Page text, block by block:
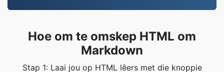
Hoe om te omskep HTML om
Markdown
Stap 1: Laai jou op HTML lêers met die knoppie